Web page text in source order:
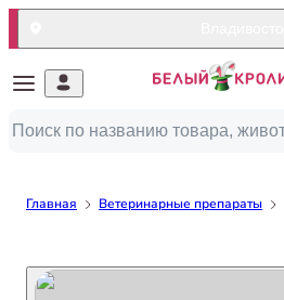
Главная Ветеринарные препараты